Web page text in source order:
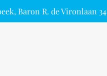
Baron R. de Vironlaan 34